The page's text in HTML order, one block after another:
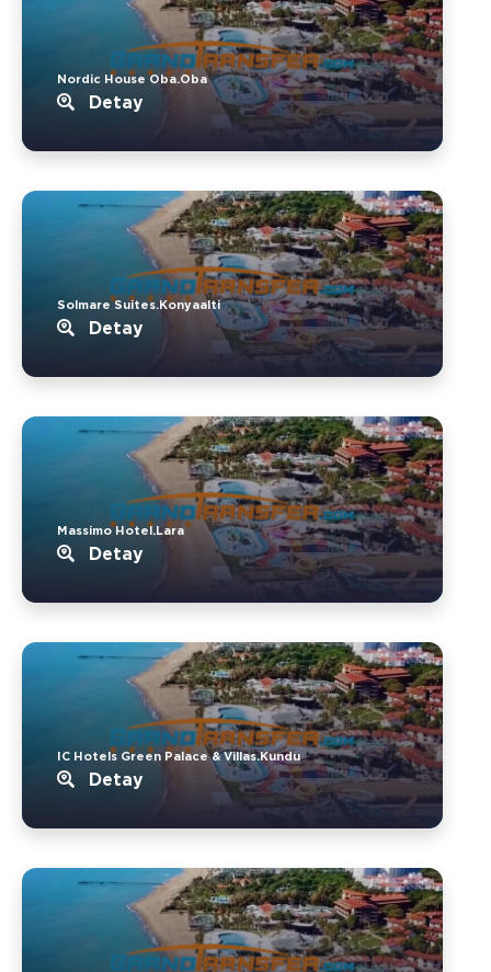
Nordic House Oba.Oba
Detay
Solmare Suites.Konyaalti
Detay
Massimo Hotel.Lara
Detay
IC Hotels Green Palace & Villas.Kundu
Detay